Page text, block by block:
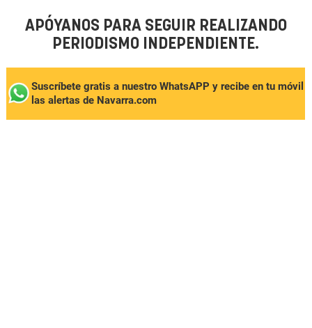
APÓYANOS PARA SEGUIR REALIZANDO
PERIODISMO INDEPENDIENTE.
Suscríbete gratis a nuestro WhatsAPP y recibe en tu móvil
las alertas de Navarra.com